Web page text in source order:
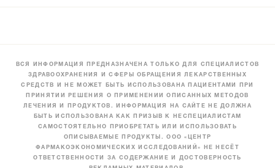
ВСЯ ИНФОРМАЦИЯ ПРЕДНАЗНАЧЕНА ТОЛЬКО ДЛЯ СПЕЦИАЛИСТОВ
ЗДРАВООХРАНЕНИЯ И СФЕРЫ ОБРАЩЕНИЯ ЛЕКАРСТВЕННЫХ
СРЕДСТВ И НЕ МОЖЕТ БЫТЬ ИСПОЛЬЗОВАНА ПАЦИЕНТАМИ ПРИ
ПРИНЯТИИ РЕШЕНИЯ О ПРИМЕНЕНИИ ОПИСАННЫХ МЕТОДОВ
ЛЕЧЕНИЯ И ПРОДУКТОВ. ИНФОРМАЦИЯ НА САЙТЕ НЕ ДОЛЖНА
БЫТЬ ИСПОЛЬЗОВАНА КАК ПРИЗЫВ К НЕСПЕЦИАЛИСТАМ
САМОСТОЯТЕЛЬНО ПРИОБРЕТАТЬ ИЛИ ИСПОЛЬЗОВАТЬ
ОПИСЫВАЕМЫЕ ПРОДУКТЫ. ООО «ЦЕНТР
ФАРМАКОЭКОНОМИЧЕСКИХ ИССЛЕДОВАНИЙ» НЕ НЕСЁТ
ОТВЕТСТВЕННОСТИ ЗА СОДЕРЖАНИЕ И ДОСТОВЕРНОСТЬ